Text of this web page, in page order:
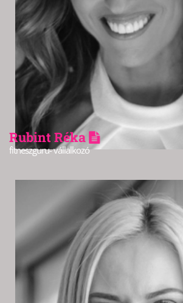
Rubint Réka
fitneszguru- vállalkozó